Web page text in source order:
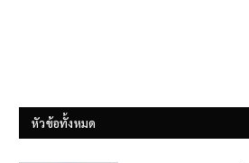
หัวข้อทั้งหมด